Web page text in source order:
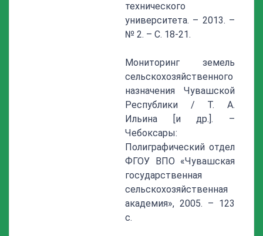
технического
университета. – 2013. –
№ 2. – С. 18-21.
Мониторинг земель
сельскохозяйственного
назначения Чувашской
Республики / Т. А.
Ильина [и др.]. –
Чебоксары:
Полиграфический отдел
ФГОУ ВПО «Чувашская
государственная
сельскохозяйственная
академия», 2005. – 123
с.